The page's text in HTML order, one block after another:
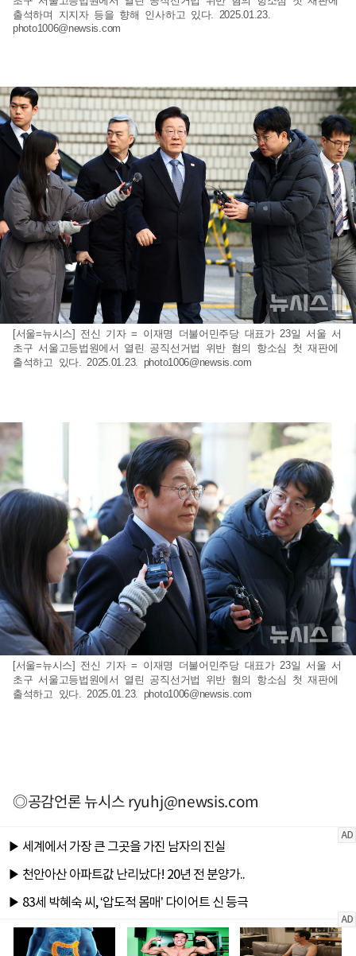
출석하며 지지자 등을 향해 인사하고 있다. 2025.01.23.
photo1006@newsis.com
[서울=뉴시스] 전신 기자 = 이재명 더불어민주당 대표가 23일 서울 서
초구 서울고등법원에서 열린 공직선거법 위반 혐의 항소심 첫 재판에
출석하고 있다. 2025.01.23. photo1006@newsis.com
[서울=뉴시스] 전신 기자 = 이재명 더불어민주당 대표가 23일 서울 서
초구 서울고등법원에서 열린 공직선거법 위반 혐의 항소심 첫 재판에
출석하고 있다. 2025.01.23. photo1006@newsis.com
◎공감언론 뉴시스ryuhj@newsis.com